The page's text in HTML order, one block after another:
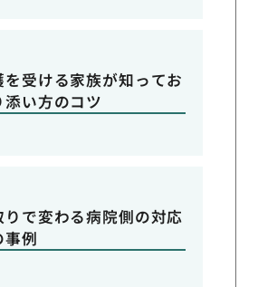
受ける家族が知ってお
添い方のコツ
で変わる病院側の対応
事例